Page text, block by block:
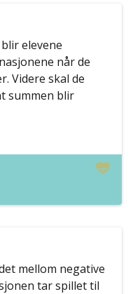
elevene
når de
Videre skal de
summen blir
mellom negative
tar spillet til